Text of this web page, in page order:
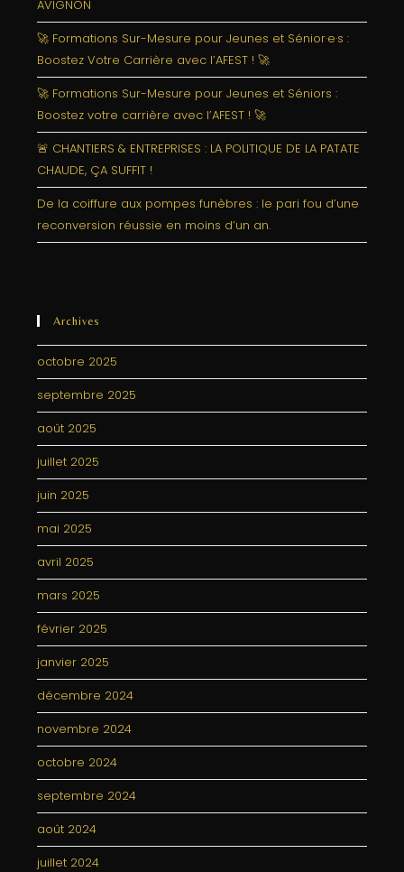
AVIGNON
🚀 Formations Sur-Mesure pour Jeunes et Sénior·e·s :
Boostez Votre Carrière avec l’AFEST ! 🚀
🚀 Formations Sur-Mesure pour Jeunes et Séniors :
Boostez votre carrière avec l’AFEST ! 🚀
🚨 CHANTIERS & ENTREPRISES : LA POLITIQUE DE LA PATATE
CHAUDE, ÇA SUFFIT !
De la coiffure aux pompes funèbres : le pari fou d’une
reconversion réussie en moins d’un an.
Archives
octobre 2025
septembre 2025
août 2025
juillet 2025
juin 2025
mai 2025
avril 2025
mars 2025
février 2025
janvier 2025
décembre 2024
novembre 2024
octobre 2024
septembre 2024
août 2024
juillet 2024